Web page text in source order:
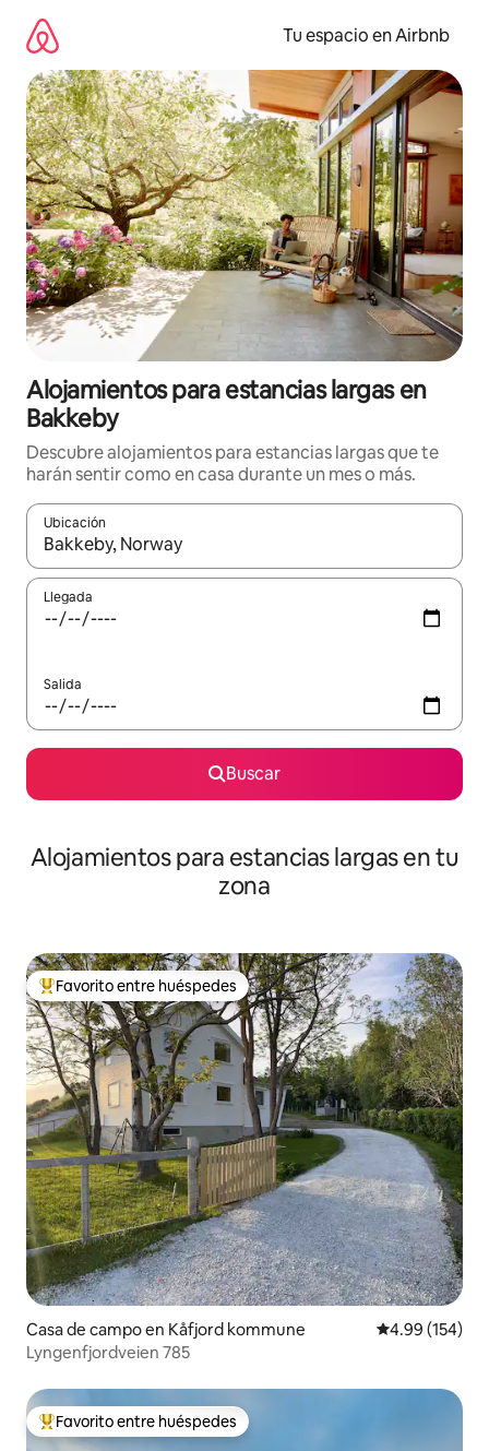
contenido
Tu espacio en Airbnb
Alojamientos para estancias largas en
Bakkeby
Descubre alojamientos para estancias largas que te
harán sentir como en casa durante un mes o más.
Ubicación
Cuando los resultados estén disponibles, podrás navegar
Llegada
Salida
Buscar
Alojamientos para estancias largas en tu
zona
De los mejores en Favorito entre huéspedes
Favorito entre huéspedes
Casa de campo en Kåfjord kommune Calificación
4.99 (154)
Lyngenfjordveien 785
De los mejores en Favorito entre huéspedes
Favorito entre huéspedes